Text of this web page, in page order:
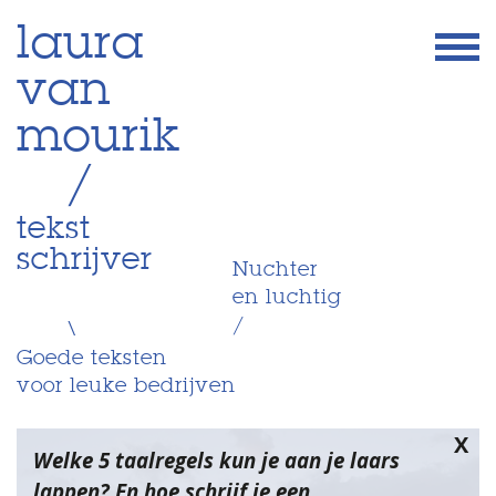
Skip
to
content
laura
van
mourik
/
tekst
schrijver
\
Nuchter
en luchtig
/
Goede teksten
voor leuke bedrijven
X
Welke 5 taalregels kun je aan je laars